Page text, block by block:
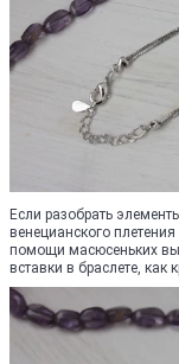
Если разобрать
венецианского
помощи масюсеньких
вставки в браслете, как